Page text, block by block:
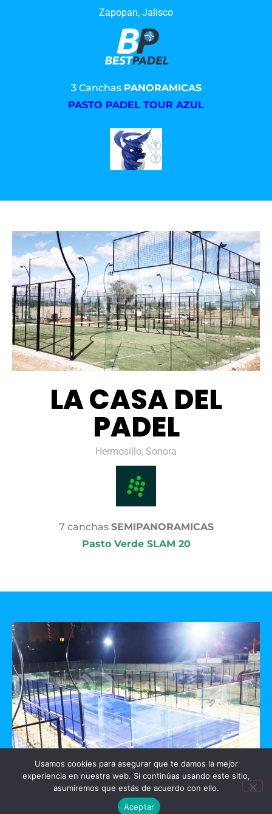
Zapopan, Jalisco
3 Canchas PANORAMICAS
PASTO PADEL TOUR AZUL
LA CASA DEL
PADEL
Hermosillo, Sonora
7 canchas SEMIPANORAMICAS
Pasto Verde SLAM 20
GO PADEL
experiencia en nuestra web. Si continúas usando este sitio,
asumiremos que estás de acuerdo con ello.
Aceptar